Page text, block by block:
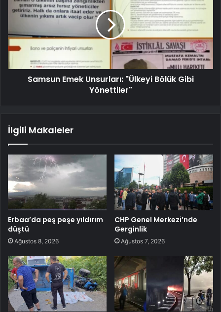
Samsun Emek Unsurları: "Ülkeyi Bölük Gibi
Yönettiler"
İlgili Makaleler
Erbaa’da peş peşe yıldırım
düştü
Ağustos 8, 2026
CHP Genel Merkezi’nde
Gerginlik
Ağustos 7, 2026